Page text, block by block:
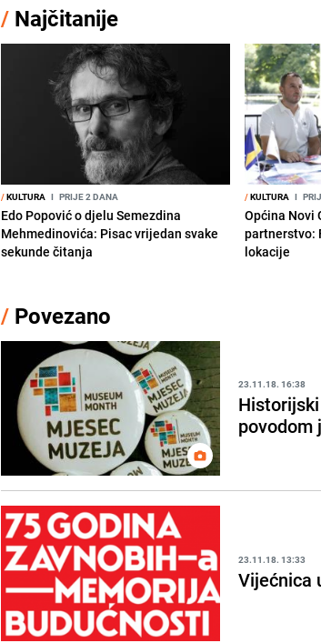
/ Najčitanije
/KULTURA I PRIJE 2 DANA
Edo Popović o djelu Semezdina
Mehmedinovića: Pisac vrijedan svake
sekunde čitanja
/KULTURA I
Općina Novi
partnerstvo:
lokacije
/ Povezano
23.11.18. 16:38
povodom
23.11.18. 13:33
Vijećnica